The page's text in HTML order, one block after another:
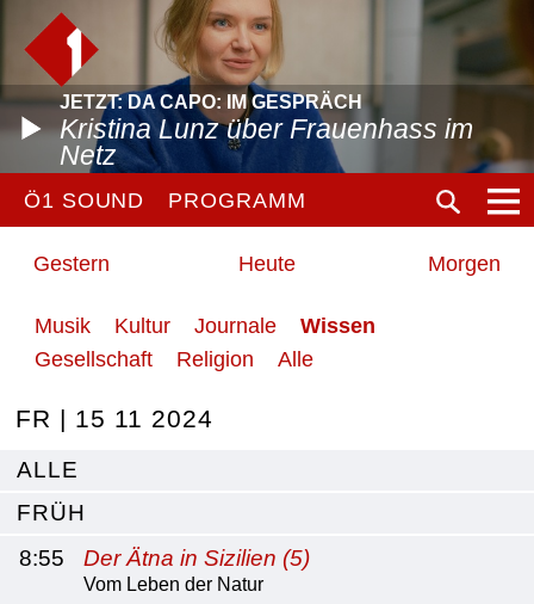
JETZT: DA CAPO: IM GESPRÄCH
Kristina Lunz über Frauenhass im
Netz
Ö1 SOUND PROGRAMM
Gestern Heute Morgen
Musik Kultur Journale
Wissen
Gesellschaft
Religion Alle
FR | 15 11 2024
ALLE
FRÜH
8:55
Der Ätna in Sizilien (5)
Vom Leben der Natur